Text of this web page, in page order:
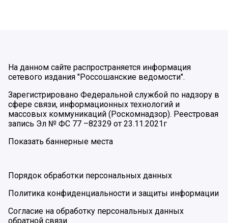
На данном сайте распространяется информация
сетевого издания "Россошанские ведомости".
Зарегистрировано Федеральной службой по надзору в
сфере связи, информационных технологий и
массовых коммуникаций (Роскомнадзор). Реестровая
запись Эл № ФС 77 –82329 от 23.11.2021г
Показать баннерные места
Порядок обработки персональных данных
Политика конфиденциальности и защиты информации
Согласие на обработку персональных данных
обратной связи